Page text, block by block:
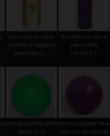
cero mensa calice
colombe e spighe in
bassorilievo ...
moccolo per altare
colore viola
cm.16x5,5
mensa candela sfera
diam.cm.10
mensa candela sfera
diam.cm.10 col.viola